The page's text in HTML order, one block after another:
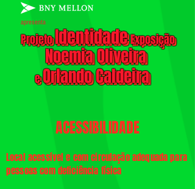
apresenta
​ProjetoIdentidadeExposição
Noemia Oliveira
eOrlando Caldeira
​ProjetoIdentidadeExposição
Noemia Oliveira
eOrlando Caldeira
ACESSIBILIDADE
Local acessível e com circulação adequada para
pessoas com deficiência física